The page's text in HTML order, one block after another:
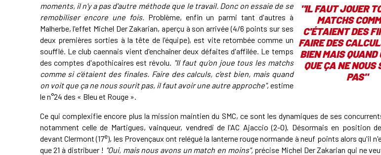
moments, il n'y a pas d'autre méthode que le travail. Donc on essaie de se
remobiliser encore une fois.Problème, enfin un parmi tant d'autres à
Malherbe, l'effet Michel Der Zakarian, aperçu à son arrivée (4/6 points sur ses
deux premières sorties à la tête de l'équipe), est vite retombée comme un
soufflé. Le club caennais vient d'enchaîner deux défaites d'affilée. Le temps
des comptes d'apothicaires est révolu. "Il faut qu’on joue tous les matchs
comme si c’étaient des finales. Faire des calculs, c’est bien, mais quand
on voit que ça ne nous sourit pas, il faut avoir une autre approche", estime
le n°24 des « Bleu et Rouge ».
"IL FAUT JOUER
MATCHS
C'ÉTAIENT DES
FAIRE DES
BIEN MAIS QUAND
QUE ÇA NE NOUS
PAS"
Ce qui complexifie encore plus la mission maintien du SMC, ce sont les dynamiques de ses
notamment celle de Martigues, vainqueur, vendredi de l'AC Ajaccio (2-0). Désormais en position
devant Clermont (17e), les Provençaux ont relégué la lanterne rouge normande à neuf points alors qu'il
que 21 à distribuer ! "Oui, mais nous avons un match en moins",précise Michel Der Zakarian qui ne